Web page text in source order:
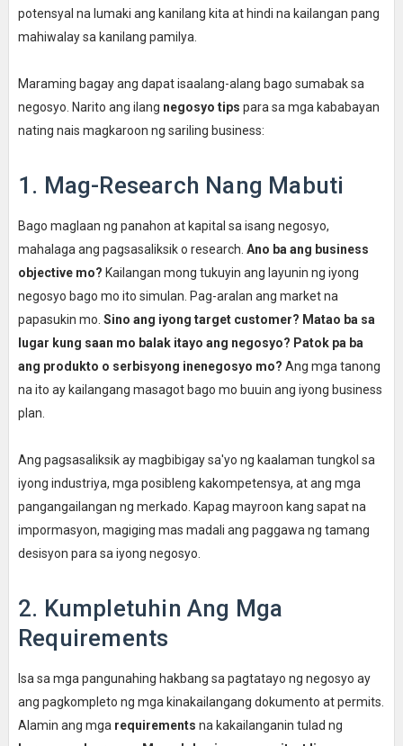
potensyal na lumaki ang kanilang kita at hindi na kailangan pang
mahiwalay sa kanilang pamilya.
Maraming bagay ang dapat isaalang-alang bago sumabak sa
negosyo. Narito ang ilang negosyo tips para sa mga kababayan
nating nais magkaroon ng sariling business:
1. Mag-Research Nang Mabuti
Bago maglaan ng panahon at kapital sa isang negosyo,
mahalaga ang pagsasaliksik o research. Ano ba ang business
objective mo? Kailangan mong tukuyin ang layunin ng iyong
negosyo bago mo ito simulan. Pag-aralan ang market na
papasukin mo. Sino ang iyong target customer? Matao ba sa
lugar kung saan mo balak itayo ang negosyo? Patok pa ba
ang produkto o serbisyong inenegosyo mo? Ang mga tanong
na ito ay kailangang masagot bago mo buuin ang iyong business
plan.
Ang pagsasaliksik ay magbibigay sa'yo ng kaalaman tungkol sa
iyong industriya, mga posibleng kakompetensya, at ang mga
pangangailangan ng merkado. Kapag mayroon kang sapat na
impormasyon, magiging mas madali ang paggawa ng tamang
desisyon para sa iyong negosyo.
2. Kumpletuhin Ang Mga
Requirements
Isa sa mga pangunahing hakbang sa pagtatayo ng negosyo ay
ang pagkompleto ng mga kinakailangang dokumento at permits.
Alamin ang mga requirements na kakailanganin tulad ng